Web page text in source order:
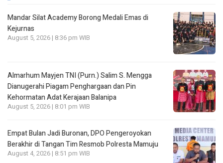
Mandar Silat Academy Borong Medali Emas di
Kejurnas
August 5, 2026 | 8:36 pm WIB
Almarhum Mayjen TNI (Purn.) Salim S. Mengga
Dianugerahi Piagam Penghargaan dan Pin
Kehormatan Adat Kerajaan Balanipa
August 5, 2026 | 8:01 pm WIB
Empat Bulan Jadi Buronan, DPO Pengeroyokan
Berakhir di Tangan Tim Resmob Polresta Mamuju
August 4, 2026 | 8:51 pm WIB